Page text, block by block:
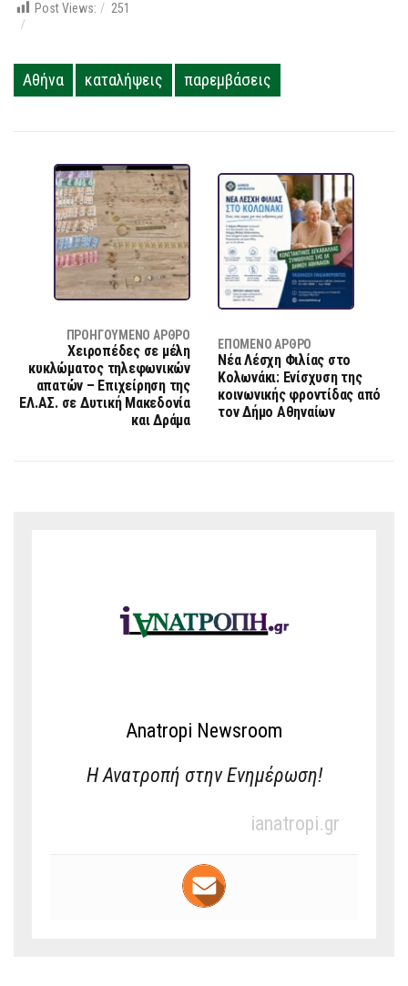
Post Views: 251
Αθήνα καταλήψεις παρεμβάσεις
ΠΡΟΗΓΟΎΜΕΝΟ ΆΡΘΡΟ
Χειροπέδες σε μέλη
κυκλώματος τηλεφωνικών
απατών – Επιχείρηση της
ΕΛ.ΑΣ. σε Δυτική Μακεδονία
και Δράμα
ΕΠΌΜΕΝΟ ΆΡΘΡΟ
Νέα Λέσχη Φιλίας στο
Κολωνάκι: Ενίσχυση της
κοινωνικής φροντίδας από
τον Δήμο Αθηναίων
Anatropi Newsroom
Η Ανατροπή στην Ενημέρωση!
ianatropi.gr